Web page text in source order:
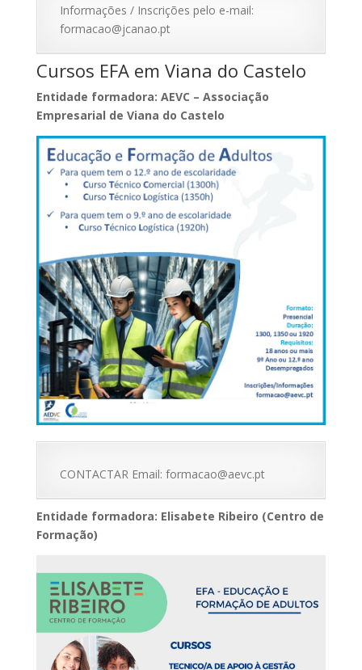
Informações / Inscrições pelo e-mail:
formacao@jcanao.pt
Cursos EFA em Viana do Castelo
Entidade formadora: AEVC – Associação
Empresarial de Viana do Castelo
CONTACTAR Email: formacao@aevc.pt
Entidade formadora: Elisabete Ribeiro (Centro de
Formação)